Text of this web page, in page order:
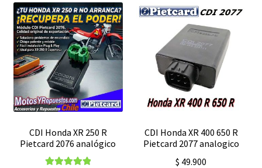
analógico
potenciado
cantidad
CDI Honda XR 250 R
Pietcard 2076 analógico
CDI Honda XR 400 650 R
Pietcard 2077 analogico
$ 49.900